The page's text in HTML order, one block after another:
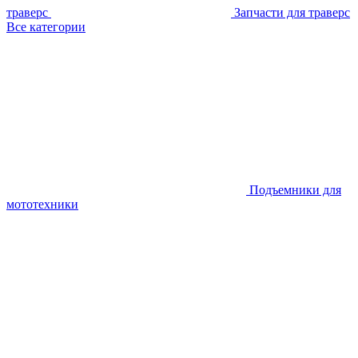
траверс
Запчасти для траверс
Все категории
Подъемники для
мототехники